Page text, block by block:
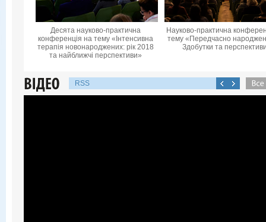
Десята науково-практична
конференцiя на тему «Інтенсивна
терапія новонароджених: рік 2018
та найближчі перспективи»
Науково-практична
тему «Передчасно
Здобутки та
RSS